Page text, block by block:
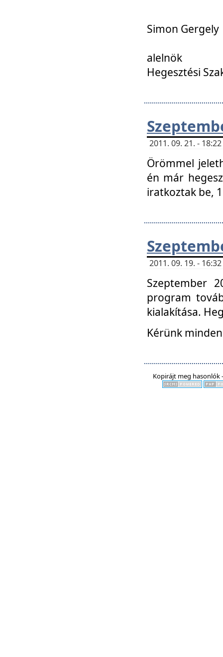
Simon Gergely
alelnök
Hegesztési
2011. 09. 21. -
Örömmel
én már
iratkoztak be,
2011. 09. 19. -
Szeptember
program
kialakítása.
Kérünk
Kopirájt meg hasonlók